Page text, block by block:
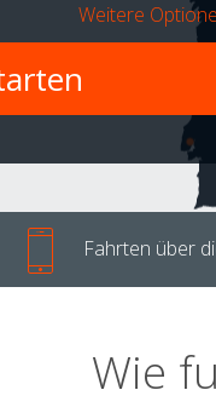
Weitere
Fahrten über
Wie